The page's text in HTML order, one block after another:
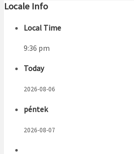
Locale Info
Local Time
9:36 pm
Today
2026-08-06
péntek
2026-08-07